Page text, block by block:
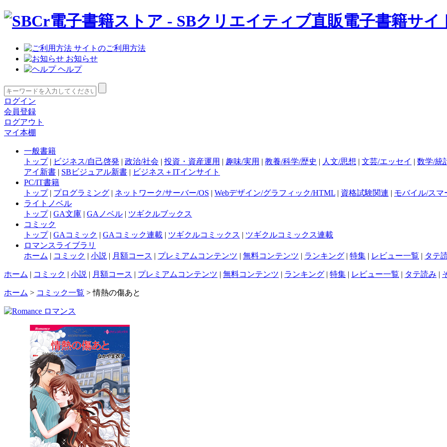
サイトのご利用方法
お知らせ
ヘルプ
ログイン
会員登録
ログアウト
マイ本棚
一般書籍
トップ| ビジネス/自己啓発 | 政治/社会 | 投資・資産運用 | 趣味/実用 | 教養/科学/歴史 | 人文/思想 | 文芸/エッセイ | 数学/統
アイ新書 | SBビジュアル新書 | ビジネス＋ITインサイト
PC/IT書籍
トップ| プログラミング | ネットワーク/サーバー/OS | Webデザイン/グラフィック/HTML | 資格試験関連 | モバイル/スマ
ライトノベル
トップ| GA文庫 | GAノベル | ツギクルブックス
コミック
トップ| GAコミック | GAコミック連載 | ツギクルコミックス | ツギクルコミックス連載
ロマンスライブラリ
ホーム | コミック | 小説 | 月額コース | プレミアムコンテンツ | 無料コンテンツ | ランキング | 特集 | レビュー一覧 | タテ
ホーム | コミック | 小説 | 月額コース | プレミアムコンテンツ | 無料コンテンツ | ランキング | 特集 | レビュー一覧 | タテ読み |
ホーム > コミック一覧 > 情熱の傷あと